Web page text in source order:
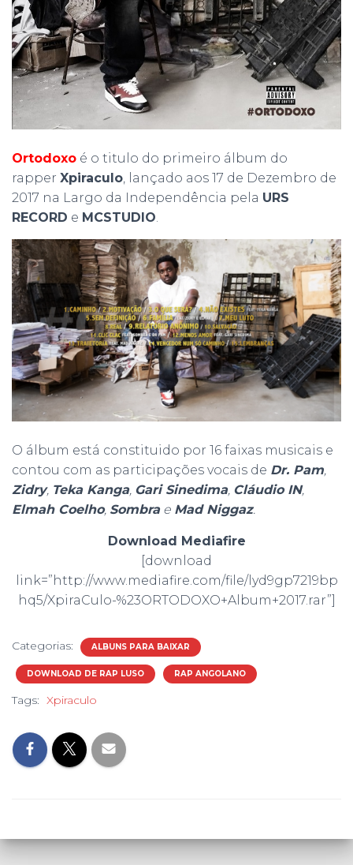
Ortodoxo é o titulo do primeiro álbum do
rapper Xpiraculo, lançado aos 17 de Dezembro de
2017 na Largo da Independência pela URS
RECORD e MCSTUDIO.
O álbum está constituido por 16 faixas musicais e
contou com as participações vocais de Dr. Pam,
Zidry, Teka Kanga, Gari Sinedima, Cláudio IN,
Elmah Coelho, Sombrae Mad Niggaz.
Download Mediafire
[download
link=”http://www.mediafire.com/file/lyd9gp7219bp
hq5/XpiraCulo-%23ORTODOXO+Album+2017.rar”]
Categorias: ALBUNS PARA BAIXAR
DOWNLOAD DE RAP LUSO RAP ANGOLANO
Tags: Xpiraculo